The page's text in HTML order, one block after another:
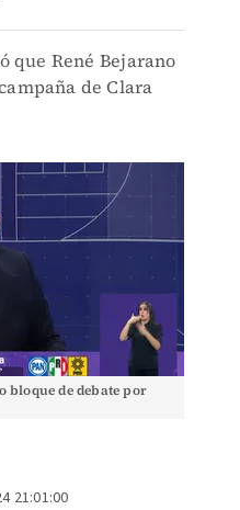
que René Bejarano
de Clara
bloque de debate por
21:01:00